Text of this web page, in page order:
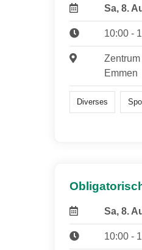
Sa, 8.
10:00 -
Emmen
Diverses
Sa, 8.
10:00 -